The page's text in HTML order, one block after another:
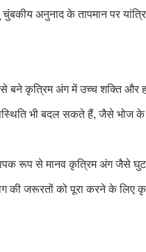
चुंबकीय अनुनाद के तापमान पर
से बने कृत्रिम अंग में उच्च शक्ति
भी बदल सकते हैं, जैसे भोज
रूप से मानव कृत्रिम अंग जैसे
की जरूरतों को पूरा करने के